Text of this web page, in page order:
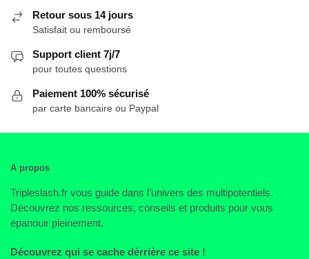
Retour sous 14 jours
Satisfait ou remboursé
Support client 7j/7
pour toutes questions
Paiement 100% sécurisé
par carte bancaire ou Paypal
A propos
Tripleslash.fr vous guide dans l’univers des multipotentiels.
Découvrez nos ressources, conseils et produits pour vous
épanouir pleinement.
Découvrez qui se cache dérrière ce site !